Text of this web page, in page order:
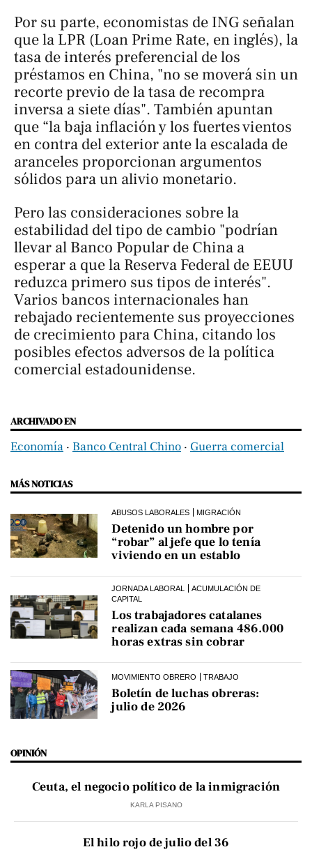
Por su parte, economistas de ING señalan
que la LPR (Loan Prime Rate, en inglés), la
tasa de interés preferencial de los
préstamos en China, "no se moverá sin un
recorte previo de la tasa de recompra
inversa a siete días". También apuntan
que “la baja inflación y los fuertes vientos
en contra del exterior ante la escalada de
aranceles proporcionan argumentos
sólidos para un alivio monetario.
Pero las consideraciones sobre la
estabilidad del tipo de cambio "podrían
llevar al Banco Popular de China a
esperar a que la Reserva Federal de EEUU
reduzca primero sus tipos de interés".
Varios bancos internacionales han
rebajado recientemente sus proyecciones
de crecimiento para China, citando los
posibles efectos adversos de la política
comercial estadounidense.
ARCHIVADO EN
Economía ‧ Banco Central Chino ‧ Guerra comercial
MÁS NOTICIAS
ABUSOS LABORALES MIGRACIÓN
Detenido un hombre por
“robar” al jefe que lo tenía
viviendo en un establo
JORNADA LABORAL
ACUMULACIÓN DE
CAPITAL
Los trabajadores catalanes
realizan cada semana 486.000
horas extras sin cobrar
MOVIMIENTO OBRERO TRABAJO
Boletín de luchas obreras:
julio de 2026
OPINIÓN
Ceuta, el negocio político de la inmigración
KARLA PISANO
El hilo rojo de julio del 36